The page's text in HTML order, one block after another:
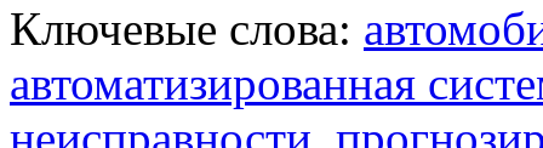
Ключевые слова:
автоматизированная
неисправности,